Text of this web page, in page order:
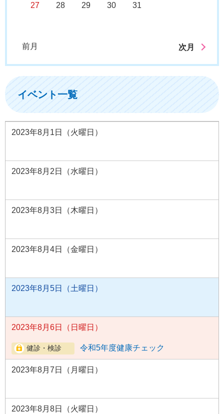
27 28 29 30 31
前月 次月
イベント一覧
2023年8月1日（火曜日）
2023年8月2日（水曜日）
2023年8月3日（木曜日）
2023年8月4日（金曜日）
2023年8月5日（土曜日）
2023年8月6日（日曜日）
令和5年度健康チェック
2023年8月7日（月曜日）
2023年8月8日（火曜日）